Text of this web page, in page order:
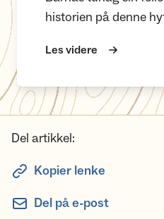
historien på denne
Les videre
Del artikkel:
Kopier lenke
Del på e-post